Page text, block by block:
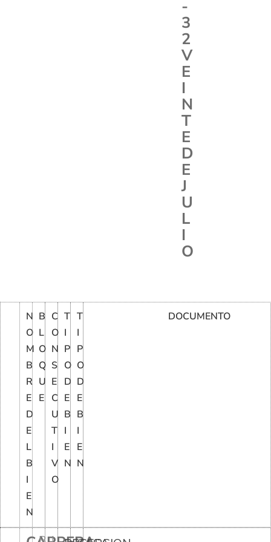
-
3
2
V
E
I
N
T
E
D
E
J
U
L
I
O
N
O
M
B
R
E
D
E
L
B
I
E
N
B
L
O
Q
U
E
C
O
N
S
E
C
U
T
I
V
O
T
I
P
O
D
E
B
I
E
N
T
I
P
O
D
E
B
I
E
N
DOCUMENTO